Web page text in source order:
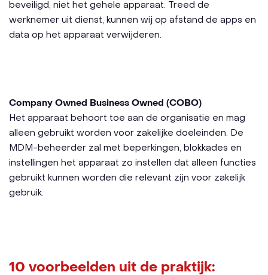
beveiligd, niet het gehele apparaat. Treed de
werknemer uit dienst, kunnen wij op afstand de apps en
data op het apparaat verwijderen.
Company Owned Business Owned (COBO)
Het apparaat behoort toe aan de organisatie en mag
alleen gebruikt worden voor zakelijke doeleinden. De
MDM-beheerder zal met beperkingen, blokkades en
instellingen het apparaat zo instellen dat alleen functies
gebruikt kunnen worden die relevant zijn voor zakelijk
gebruik.
10 voorbeelden uit de praktijk: